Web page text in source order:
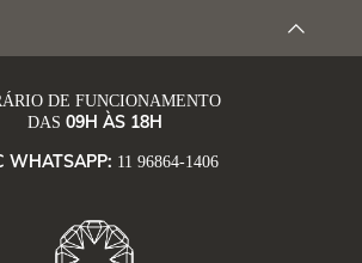
DE FUNCIONAMENTO
DAS 09H ÀS 18H
WHATSAPP: 11 96864-1406